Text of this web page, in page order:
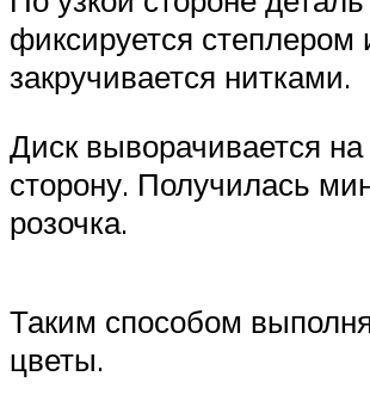
фиксируется степлером
закручивается нитками.
Диск выворачивается
сторону. Получилась
розочка.
Таким способом
цветы.